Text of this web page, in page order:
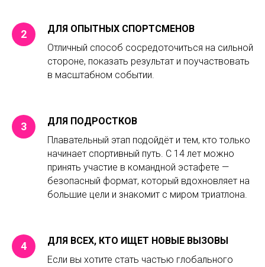
ДЛЯ ОПЫТНЫХ СПОРТСМЕНОВ
Отличный способ сосредоточиться на сильной
стороне, показать результат и поучаствовать
в масштабном событии.
ДЛЯ ПОДРОСТКОВ
Плавательный этап подойдёт и тем, кто только
начинает спортивный путь. С 14 лет можно
принять участие в командной эстафете —
безопасный формат, который вдохновляет на
большие цели и знакомит с миром триатлона.
ДЛЯ ВСЕХ, КТО ИЩЕТ НОВЫЕ ВЫЗОВЫ
Если вы хотите стать частью глобального